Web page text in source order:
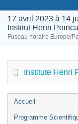
17 avril 2023 à 14
Institut Henri
Fuseau horaire Europe/
Institute Henri
Menu
de
Accueil
Programme